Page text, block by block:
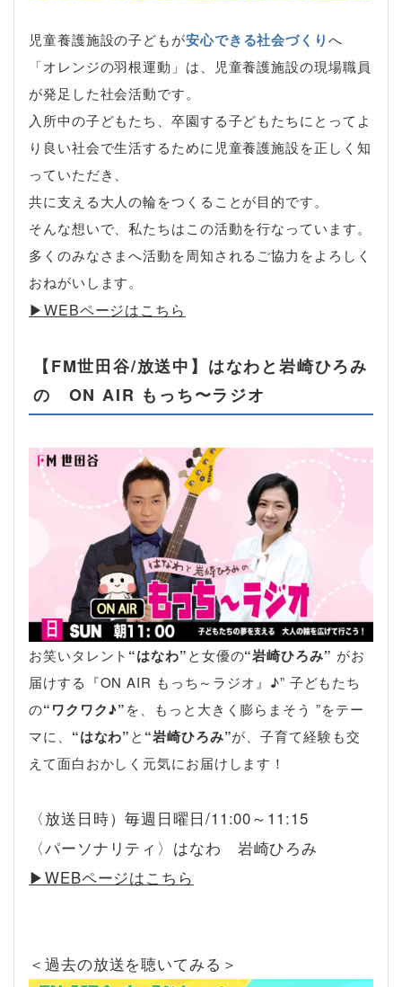
児童養護施設の子どもが安心できる社会づくりへ
「オレンジの羽根運動」は、児童養護施設の現場職員
が発足した社会活動です。
入所中の子どもたち、卒園する子どもたちにとってよ
り良い社会で生活するために児童養護施設を正しく知
っていただき、
共に支える大人の輪をつくることが目的です。
そんな想いで、私たちはこの活動を行なっています。
多くのみなさまへ活動を周知されるご協力をよろしく
おねがいします。
▶︎WEBページはこちら
【FM世田谷/放送中】はなわと岩崎ひろみ
の ON AIR もっち〜ラジオ
お笑いタレント “はなわ”と女優の“岩崎ひろみ” がお
届けする『ON AIR もっち～ラジオ』♪” 子どもたち
の“ワクワク♪”を、もっと大きく膨らまそう ”をテー
マに、 “はなわ”と “岩崎ひろみ”が、子育て経験も交
えて面白おかしく元気にお届けします！
〈放送日時）毎週日曜日/11:00～11:15
〈パーソナリティ〉はなわ 岩崎ひろみ
▶︎WEBページはこちら
＜過去の放送を聴いてみる＞